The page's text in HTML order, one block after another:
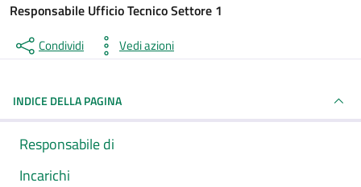
Responsabile Ufficio Tecnico Settore 1
Condividi Vedi azioni
INDICE DELLA PAGINA
Responsabile di
Incarichi